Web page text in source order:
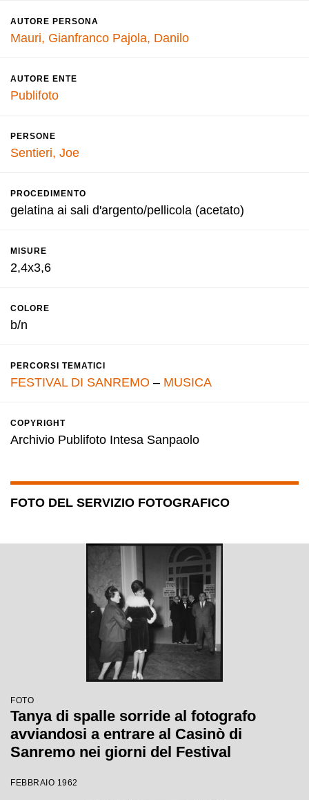
AUTORE PERSONA
Mauri, Gianfranco Pajola, Danilo
AUTORE ENTE
Publifoto
PERSONE
Sentieri, Joe
PROCEDIMENTO
gelatina ai sali d'argento/pellicola (acetato)
MISURE
2,4x3,6
COLORE
b/n
PERCORSI TEMATICI
FESTIVAL DI SANREMO – MUSICA
COPYRIGHT
Archivio Publifoto Intesa Sanpaolo
FOTO DEL SERVIZIO FOTOGRAFICO
FOTO
Tanya di spalle sorride al fotografo
avviandosi a entrare al Casinò di
Sanremo nei giorni del Festival
FEBBRAIO 1962